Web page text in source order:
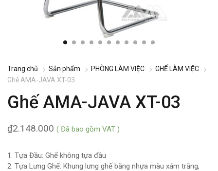
Trang chủ Sản phẩm PHÒNG LÀM VIỆC
GHẾ LÀM VIỆC
Ghế AMA-JAVA XT-03
Ghế AMA-JAVA XT-03
2.148.000
₫ ( Đã bao gồm VAT )
1. Tựa Đầu: Ghế không tựa đầu
2. Tựa Lưng Ghế: Khung lưng ghế bằng nhựa màu xám trắng,